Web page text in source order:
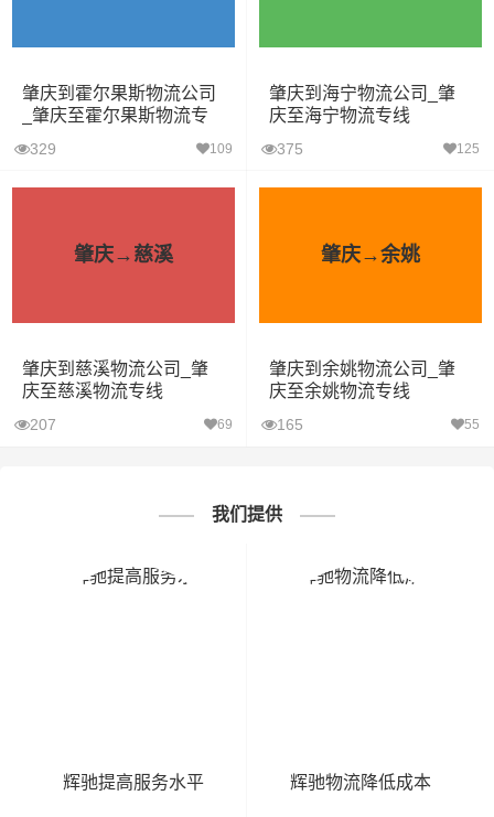
肇庆到霍尔果斯物流公司
_肇庆至霍尔果斯物流专
329 109
肇庆到海宁物流公司_肇
庆至海宁物流专线
375 125
肇庆→慈溪
肇庆到慈溪物流公司_肇
庆至慈溪物流专线
207 69
肇庆→余姚
肇庆到余姚物流公司_肇
庆至余姚物流专线
165 55
我们提供
辉驰提高服务水平 辉驰物流降低成本